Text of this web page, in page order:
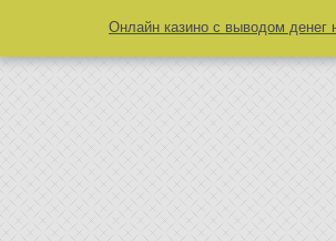
Онлайн казино с выводом денег